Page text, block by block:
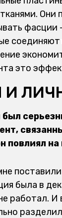
Они
фасции
это
И
повлиял на
была в
работал. И